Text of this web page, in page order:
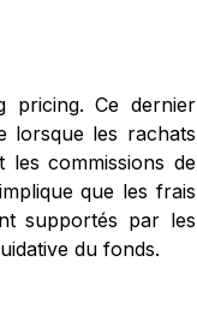
pricing. Ce dernier
lorsque les rachats
les commissions de
que les frais
supportés par les
du fonds.